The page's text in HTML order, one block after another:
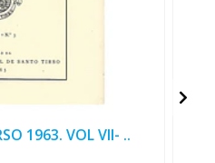
1963. VOL VII- ..